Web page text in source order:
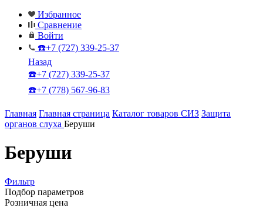
Избранное
Сравнение
Войти
☎️+7 (727) 339-25-37
Назад
☎️+7 (727) 339-25-37
☎️+7 (778) 567-96-83
Главная Главная страница Каталог товаров СИЗ Защита
органов слуха Беруши
Беруши
Фильтр
Подбор параметров
Розничная цена